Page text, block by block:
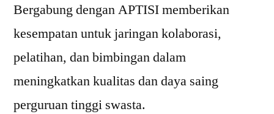
Bergabung dengan APTISI memberikan
kesempatan untuk jaringan kolaborasi,
pelatihan, dan bimbingan dalam
meningkatkan kualitas dan daya saing
perguruan tinggi swasta.